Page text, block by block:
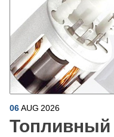
06AUG 2026
Топливный